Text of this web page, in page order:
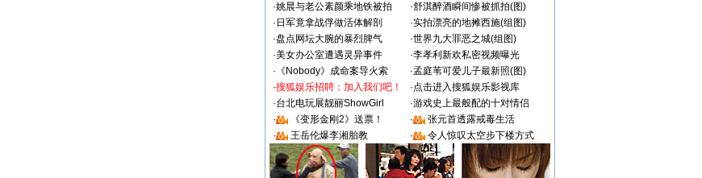
·姚晨与老公素颜乘地铁被拍 ·舒淇醉酒瞬间惨被抓拍(图)
· 日军竟拿战俘做活体解剖 ·实拍漂亮的地摊西施(组图)
·盘点网坛大腕的暴烈脾气 ·世界九大罪恶之城(组图)
·美女办公室遭遇灵异事件 ·李孝利新欢私密视频曝光
· 《Nobody》成命案导火索 ·孟庭苇可爱儿子最新照(图)
·搜狐娱乐招聘：加入我们吧！ ·点击进入搜狐娱乐影视库
·台北电玩展靓丽ShowGirl ·游戏史上最般配的十对情侣
·
《变形金刚2》送票！ ·
张元首透露戒毒生活
·
王岳伦爆李湘胎教 · 令人惊叹太空步下楼方式